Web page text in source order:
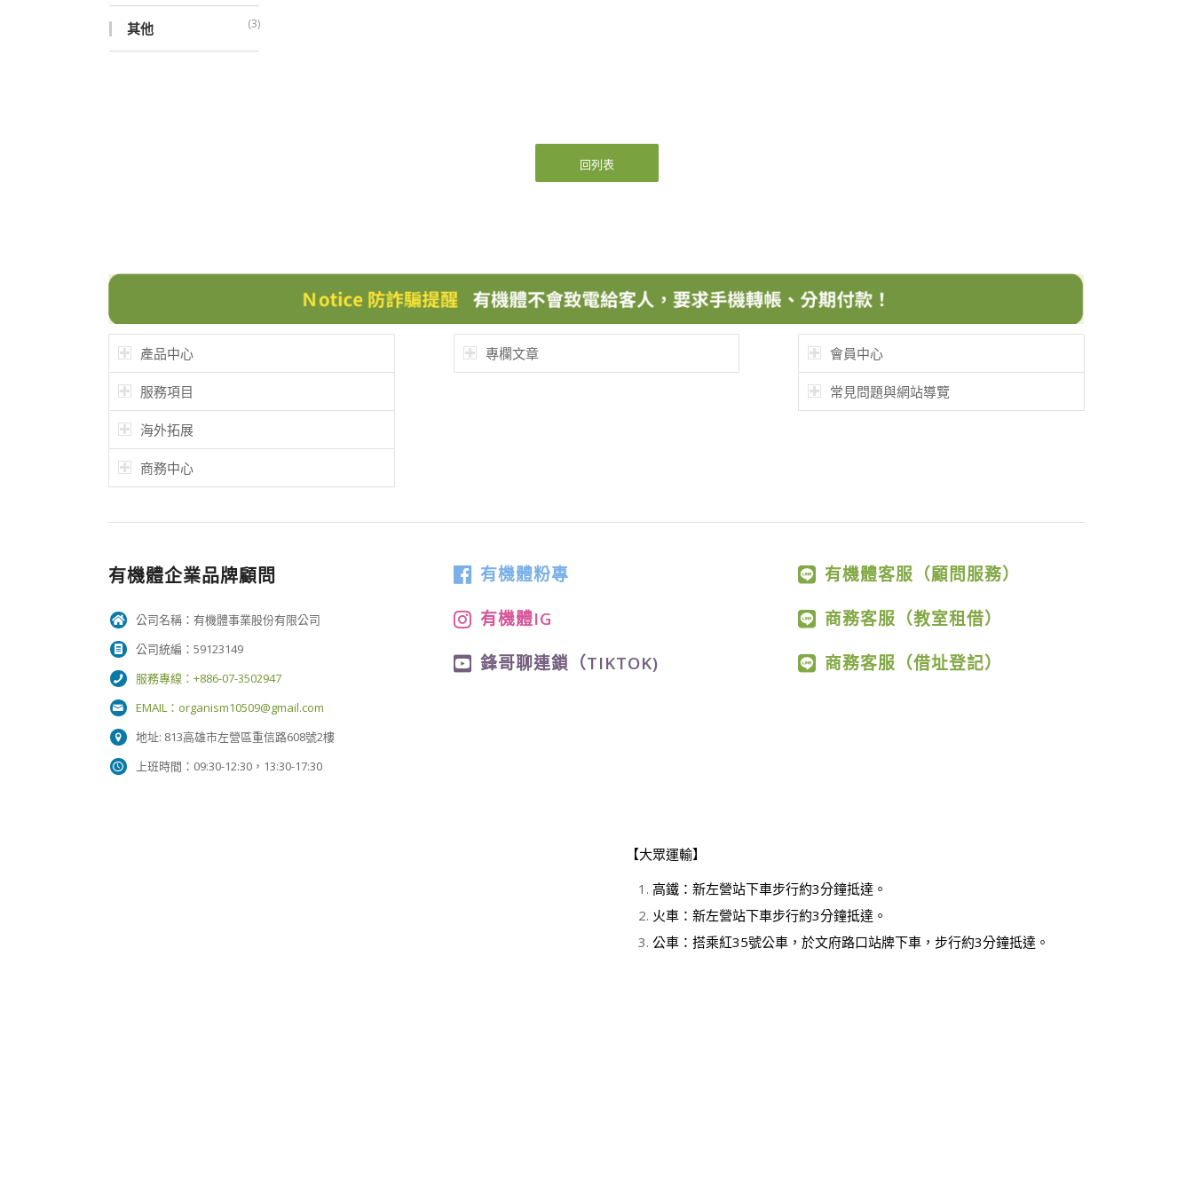
其他 (3)
回列表
產品中心
服務項目
海外拓展
商務中心
專欄文章 會員中心
常見問題與網站導覽
有機體企業品牌顧問
公司名稱：有機體事業股份有限公司
公司統編：59123149
服務專線：+886-07-3502947
EMAIL： organism10509@gmail.com
地址: 813高雄市左營區重信路608號2樓
上班時間：09:30-12:30，13:30-17:30
有機體粉專
有機體IG
鋒哥聊連鎖（TIKTOK)
有機體客服（顧問服務）
商務客服（教室租借）
商務客服（借址登記）
【大眾運輸】
高鐵：新左營站下車步行約3分鐘抵達。
火車：新左營站下車步行約3分鐘抵達。
公車：搭乘紅35號公車，於文府路口站牌下車，步行約3分鐘抵達。